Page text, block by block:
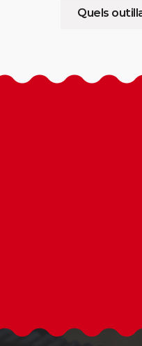
Quels